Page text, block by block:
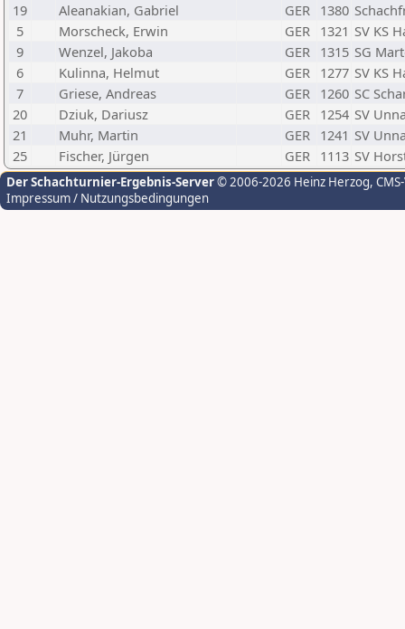
19
Aleanakian, Gabriel GER 1380
5
Morscheck, Erwin GER 1321 SV KS
9
Wenzel, Jakoba GER 1315 SG
6
Kulinna, Helmut GER 1277 SV KS
7
Griese, Andreas GER 1260 SC
20
Dziuk, Dariusz GER 1254 SV
21
Muhr, Martin GER 1241 SV
25
Fischer, Jürgen GER 1113 SV
Der Schachturnier-Ergebnis-Server© 2006-2026 Heinz Herzog,
Impressum / Nutzungsbedingungen